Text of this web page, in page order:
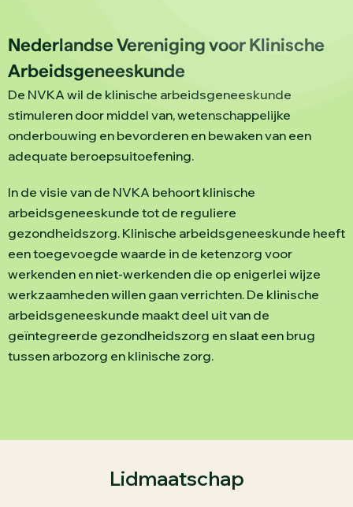
Nederlandse Vereniging voor Klinische
Arbeidsgeneeskunde
De NVKA wil de klinische arbeidsgeneeskunde
stimuleren door middel van, wetenschappelijke
onderbouwing en bevorderen en bewaken van een
adequate beroepsuitoefening.
In de visie van de NVKA behoort klinische
arbeidsgeneeskunde tot de reguliere
gezondheidszorg. Klinische arbeidsgeneeskunde heeft
een toegevoegde waarde in de ketenzorg voor
werkenden en niet-werkenden die op enigerlei wijze
werkzaamheden willen gaan verrichten. De klinische
arbeidsgeneeskunde maakt deel uit van de
geïntegreerde gezondheidszorg en slaat een brug
tussen arbozorg en klinische zorg.
Lidmaatschap